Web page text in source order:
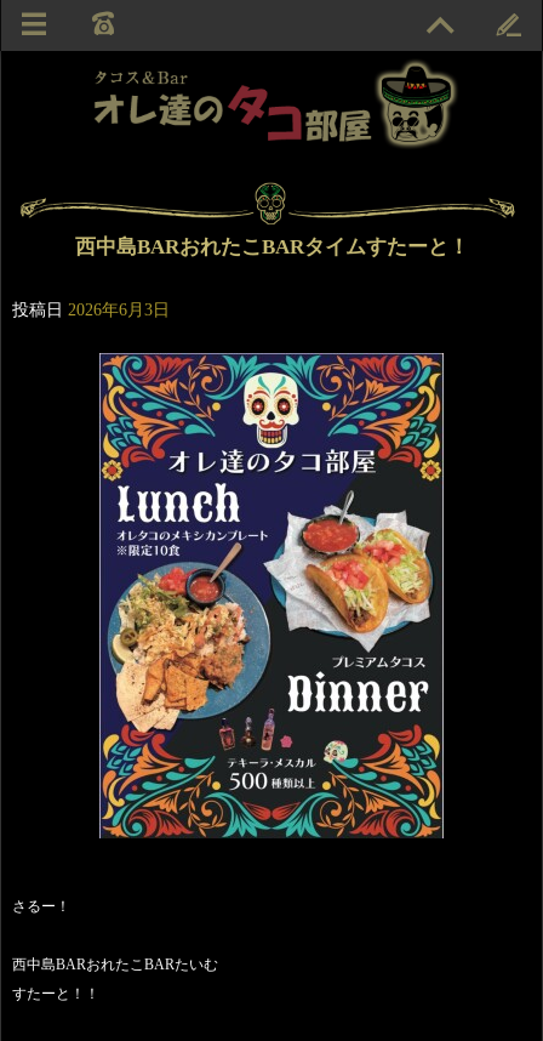
西中島BARおれたこBARタイムすたーと！
投稿日 2026年6月3日
さるー！
西中島BARおれたこBARたいむ
すたーと！！